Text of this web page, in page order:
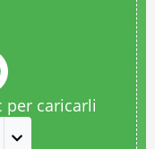
per caricarli